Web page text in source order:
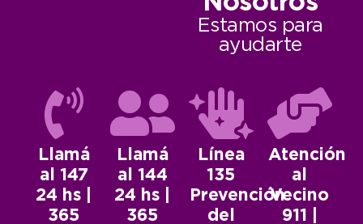
Estamos para
ayudarte
Llamá
al 147
24 hs |
365
Llamá
al 144
24 hs |
365
Línea
135
Prevención
del
Atención
al
Vecino
911 |